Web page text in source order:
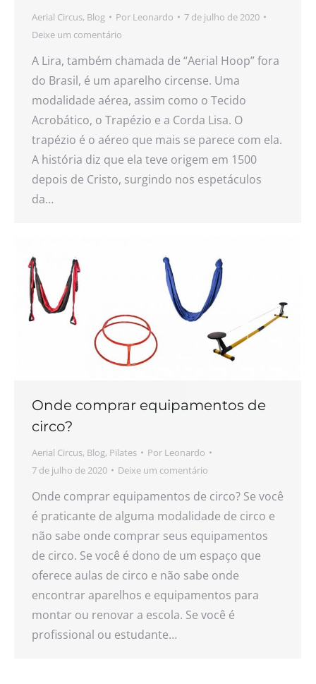
Aerial Circus, Blog Por Leonardo
7 de julho de 2020
Deixe um comentário
A Lira, também chamada de “Aerial Hoop” fora
do Brasil, é um aparelho circense. Uma
modalidade aérea, assim como o Tecido
Acrobático, o Trapézio e a Corda Lisa. O
trapézio é o aéreo que mais se parece com ela.
A história diz que ela teve origem em 1500
depois de Cristo, surgindo nos espetáculos
da…
Onde comprar equipamentos de
circo?
Aerial Circus, Blog, Pilates Por Leonardo
7 de julho de 2020
Deixe um comentário
Onde comprar equipamentos de circo? Se você
é praticante de alguma modalidade de circo e
não sabe onde comprar seus equipamentos
de circo. Se você é dono de um espaço que
oferece aulas de circo e não sabe onde
encontrar aparelhos e equipamentos para
montar ou renovar a escola. Se você é
profissional ou estudante…